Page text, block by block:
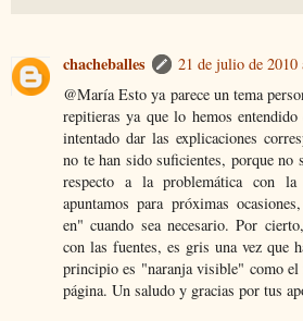
chacheballes
21 de julio de 2010
@María Esto ya parece un tema
repitieras ya que lo hemos
intentado dar las explicaciones
no te han sido suficientes, porque no
respecto a la problemática con
apuntamos para próximas
en" cuando sea necesario. Por
con las fuentes, es gris una vez que
principio es "naranja visible" como
página. Un saludo y gracias por tus